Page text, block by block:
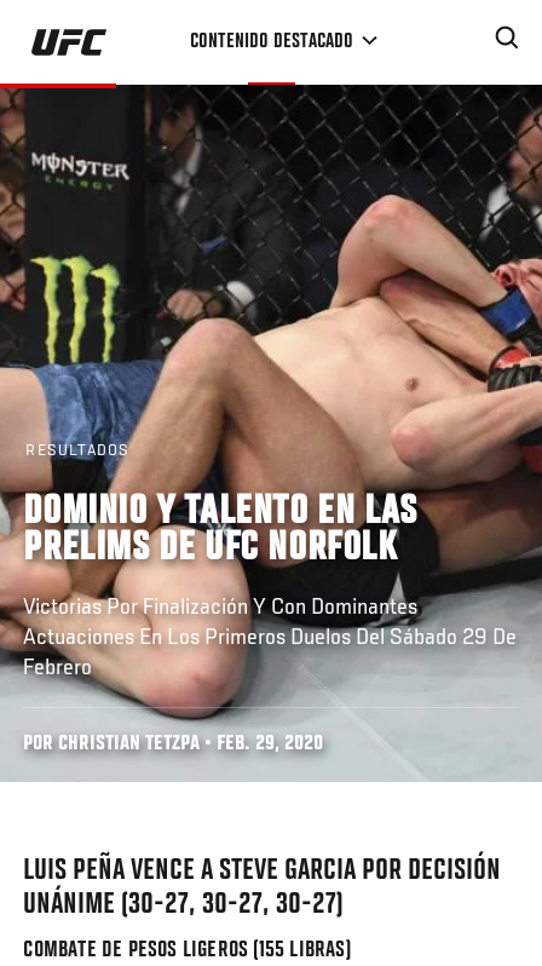
Pasar
contenido
principal
CONTENIDO DESTACADO
RESULTADOS
DOMINIO Y TALENTO EN LAS
PRELIMS DE UFC NORFOLK
Victorias Por Finalización Y Con Dominantes
Actuaciones En Los Primeros Duelos Del Sábado 29 De
Febrero
POR CHRISTIAN TETZPA • FEB. 29, 2020
LUIS PEÑA VENCE A STEVE GARCIA POR DECISIÓN
UNÁNIME (30-27, 30-27, 30-27)
COMBATE DE PESOS LIGEROS (155 LIBRAS)